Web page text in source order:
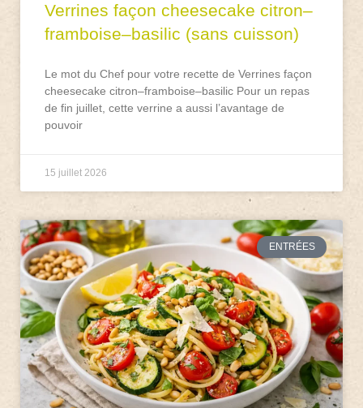
Verrines façon cheesecake citron–
framboise–basilic (sans cuisson)
Le mot du Chef pour votre recette de Verrines façon
cheesecake citron–framboise–basilic Pour un repas
de fin juillet, cette verrine a aussi l’avantage de
pouvoir
15 juillet 2026
ENTRÉES